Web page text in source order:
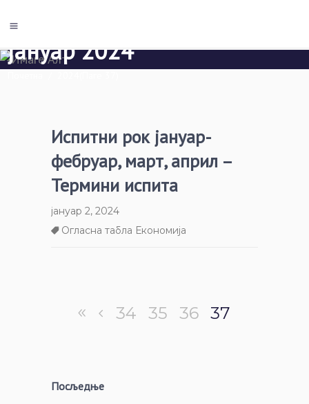
јануар 2024
Испитни рок јануар-
фебруар, март, април –
Термини испита
јануар 2, 2024
Огласна табла Економија
34 35 36 37
Посљедње